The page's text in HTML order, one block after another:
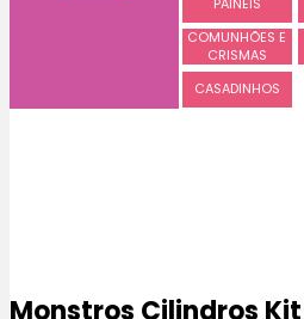
COMUNHÕES E
CRISMAS
CASADINHOS
Monstros Cilindros